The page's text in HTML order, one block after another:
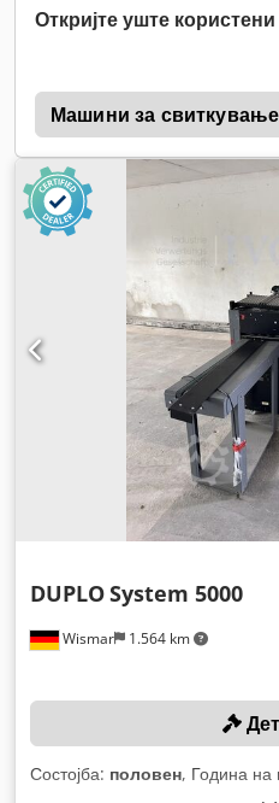
Откријте уште
Машини за свиткување
Wismar 1.564 km
DUPLOSystem 5000
Состојба: половен, Година на